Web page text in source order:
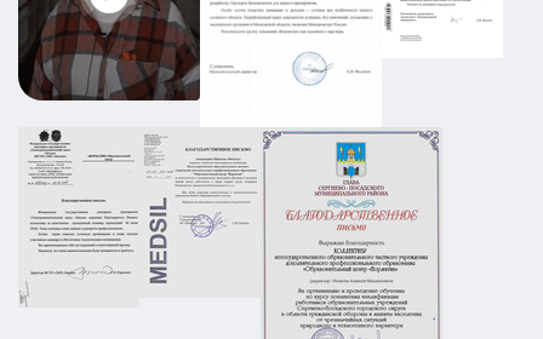
Промышленный объект РТИ:
категорирование, Ситуационный план и
Плана охраны объекта
АТЗ Паспорт АТЗ Паспорт безопасности
Постановление Правительства №258
01.03.2026 ПОДРОБНЕЕ
ПЛДЧС для ООО "НС-Ойл"